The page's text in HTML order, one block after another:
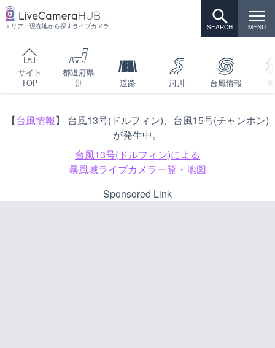
エリア・現在地から探すライブカメラ
サイト
TOP
都道府県
別
道路 河川 台風情報
【台風情報】 台風13号(ドルフィン)、台風15号(チャンホン)
が発生中。
台風13号(ドルフィン)による
暴風域ライブカメラ一覧・地図
Sponsored Link